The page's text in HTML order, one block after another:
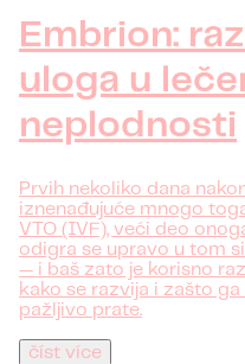
Embrion:
uloga u
neplodnosti
Prvih nekoliko dana
iznenađujuće mnogo
VTO (IVF), veći deo
odigra se upravo u tom
— i baš zato je korisno
kako se razvija i zašto
pažljivo prate.
číst více